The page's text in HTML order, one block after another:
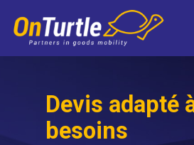
main
content
Devis adapté
besoins